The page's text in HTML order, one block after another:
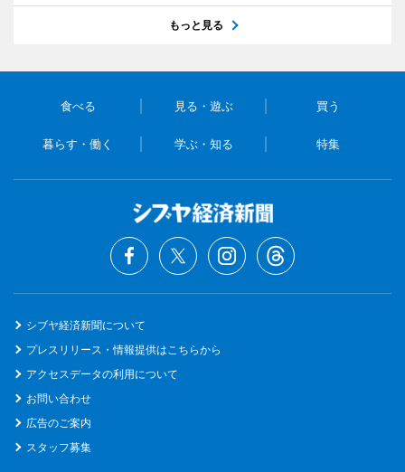
もっと見る
食べる 見る・遊ぶ 買う
暮らす・働く 学ぶ・知る 特集
シブヤ経済新聞について
プレスリリース・情報提供はこちらから
アクセスデータの利用について
お問い合わせ
広告のご案内
スタッフ募集